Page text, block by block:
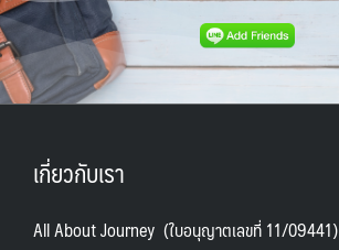
เกี่ยวกับเรา
All About Journey (ใบอนุญาตเลขที่ 11/09441)